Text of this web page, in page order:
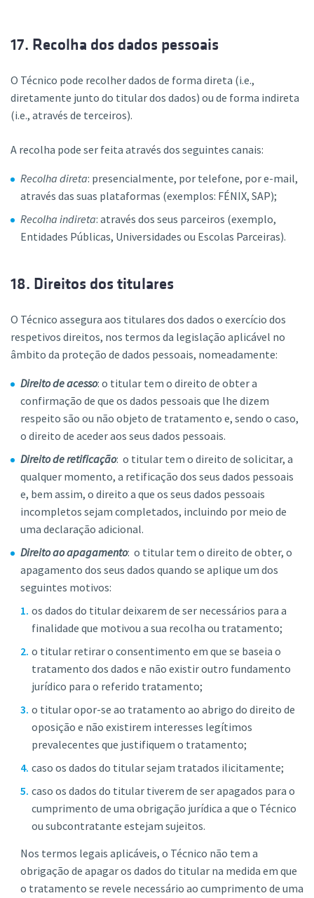
17. Recolha dos dados pessoais
O Técnico pode recolher dados de forma direta (i.e.,
diretamente junto do titular dos dados) ou de forma indireta
(i.e., através de terceiros).
A recolha pode ser feita através dos seguintes canais:
Recolha direta: presencialmente, por telefone, por e-mail,
através das suas plataformas (exemplos: FÉNIX, SAP);
Recolha indireta: através dos seus parceiros (exemplo,
Entidades Públicas, Universidades ou Escolas Parceiras).
18. Direitos dos titulares
O Técnico assegura aos titulares dos dados o exercício dos
respetivos direitos, nos termos da legislação aplicável no
âmbito da proteção de dados pessoais, nomeadamente:
Direito de acesso: o titular tem o direito de obter a
confirmação de que os dados pessoais que lhe dizem
respeito são ou não objeto de tratamento e, sendo o caso,
o direito de aceder aos seus dados pessoais.
Direito de retificação: o titular tem o direito de solicitar, a
qualquer momento, a retificação dos seus dados pessoais
e, bem assim, o direito a que os seus dados pessoais
incompletos sejam completados, incluindo por meio de
uma declaração adicional.
Direito ao apagamento: o titular tem o direito de obter, o
apagamento dos seus dados quando se aplique um dos
seguintes motivos:
os dados do titular deixarem de ser necessários para a
finalidade que motivou a sua recolha ou tratamento;
o titular retirar o consentimento em que se baseia o
tratamento dos dados e não existir outro fundamento
jurídico para o referido tratamento;
o titular opor-se ao tratamento ao abrigo do direito de
oposição e não existirem interesses legítimos
prevalecentes que justifiquem o tratamento;
caso os dados do titular sejam tratados ilicitamente;
caso os dados do titular tiverem de ser apagados para o
cumprimento de uma obrigação jurídica a que o Técnico
ou subcontratante estejam sujeitos.
Nos termos legais aplicáveis, o Técnico não tem a
obrigação de apagar os dados do titular na medida em que
o tratamento se revele necessário ao cumprimento de uma